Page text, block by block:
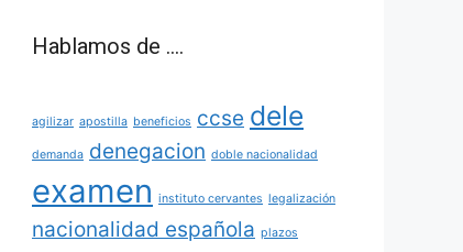
Hablamos de ….
agilizar apostilla beneficios ccse dele
demanda denegacion doble nacionalidad
examen instituto cervantes legalización
nacionalidad española plazos